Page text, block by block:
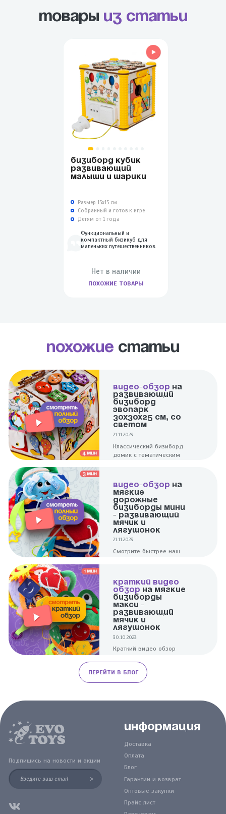
Товары из статьи
БИЗИБОРД КУБИК
РАЗВИВАЮЩИЙ
МАЛЫШИ И ШАРИКИ
Размер 15х15 см
Собранный и готов к игре
Детям от 1 года
Функциональный и
компактный бизикуб для
маленьких путешественников.
Нет в наличии
ПОХОЖИЕ ТОВАРЫ
Похожие статьи
ВИДЕО-ОБЗОР НА
РАЗВИВАЮЩИЙ
БИЗИБОРД
ЭВОПАРК
30Х30Х25 СМ, СО
СВЕТОМ
21.11.2023
Классический бизиборд
домик с тематическим
тренировки пальчиков
здесь собраны элементы,
разные по форме и
фактуре.
ВИДЕО-ОБЗОР НА
МЯГКИЕ
ДОРОЖНЫЕ
БИЗИБОРДЫ МИНИ
- РАЗВИВАЮЩИЙ
МЯЧИК И
ЛЯГУШОНОК
21.11.2023
Смотрите быстрее наш
Развивающий и
Лягушонок!
КРАТКИЙ ВИДЕО
ОБЗОР НА МЯГКИЕ
БИЗИБОРДЫ
МАКСИ -
РАЗВИВАЮЩИЙ
МЯЧИК И
ЛЯГУШОНОК
30.10.2023
Краткий видео обзор
бизибордов мячиков
Эвотойс дорожных от
производителя
ПЕРЕЙТИ В БЛОГ
Подпишись на новости и акции
>
Информация
Доставка
Оплата
Блог
Гарантии и возврат
Оптовые закупки
Прайс лист